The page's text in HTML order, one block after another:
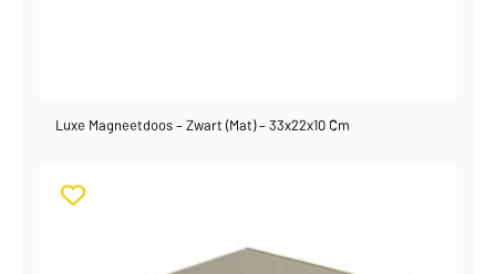
Luxe Magneetdoos – Zwart (mat) – 33x22x10 Cm